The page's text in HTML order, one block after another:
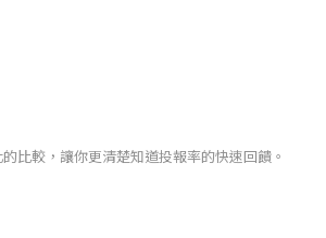
比較，讓你更清楚知道投報率的快速回饋。